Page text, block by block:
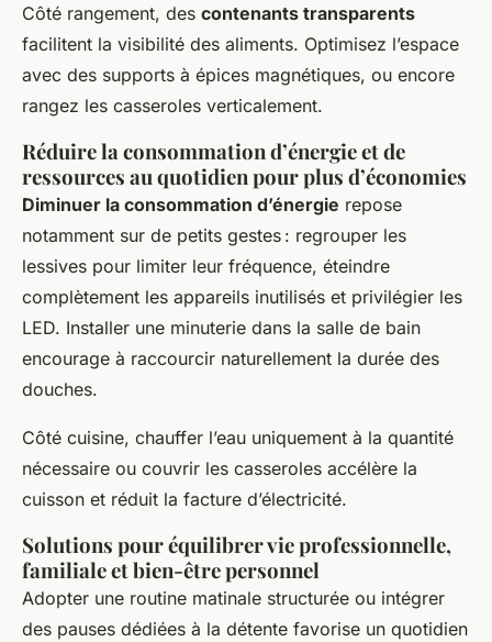
Côté rangement, des contenants transparents
facilitent la visibilité des aliments. Optimisez l’espace
avec des supports à épices magnétiques, ou encore
rangez les casseroles verticalement.
Réduire la consommation d’énergie et de
ressources au quotidien pour plus d’économies
Diminuer la consommation d’énergie repose
notamment sur de petits gestes : regrouper les
lessives pour limiter leur fréquence, éteindre
complètement les appareils inutilisés et privilégier les
LED. Installer une minuterie dans la salle de bain
encourage à raccourcir naturellement la durée des
douches.
Côté cuisine, chauffer l’eau uniquement à la quantité
nécessaire ou couvrir les casseroles accélère la
cuisson et réduit la facture d’électricité.
Solutions pour équilibrer vie professionnelle,
familiale et bien-être personnel
Adopter une routine matinale structurée ou intégrer
des pauses dédiées à la détente favorise un quotidien